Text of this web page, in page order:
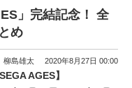
」完結記念！ 全
め
柳島雄太 2020年8月27日 00:00
SEGA AGES】